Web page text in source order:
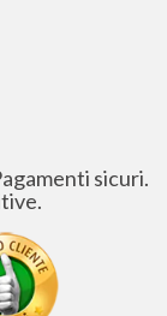
sicuri.